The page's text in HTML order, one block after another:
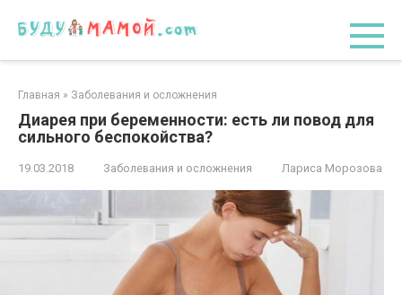
Главная » Заболевания и осложнения
Диарея при беременности: есть ли повод для
сильного беспокойства?
19.03.2018 Заболевания и осложнения Лариса Морозова